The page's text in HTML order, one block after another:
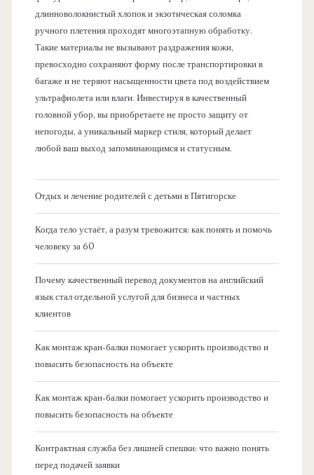
длинноволокнистый хлопок и экзотическая соломка
ручного плетения проходят многоэтапную обработку.
Такие материалы не вызывают раздражения кожи,
превосходно сохраняют форму после транспортировки в
багаже и не теряют насыщенности цвета под воздействием
ультрафиолета или влаги. Инвестируя в качественный
головной убор, вы приобретаете не просто защиту от
непогоды, а уникальный маркер стиля, который делает
любой ваш выход запоминающимся и статусным.
Отдых и лечение родителей с детьми в Пятигорске
Когда тело устаёт, а разум тревожится: как понять и помочь
человеку за 60
Почему качественный перевод документов на английский
язык стал отдельной услугой для бизнеса и частных
клиентов
Как монтаж кран-балки помогает ускорить производство и
повысить безопасность на объекте
Как монтаж кран-балки помогает ускорить производство и
повысить безопасность на объекте
Контрактная служба без лишней спешки: что важно понять
перед подачей заявки